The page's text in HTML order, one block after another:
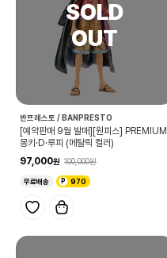
반프레스토 / BANPRESTO
[예약판매 9월 발매][원피스] PREMIUM
몽키·D·루피 (메탈릭 컬러)
97,000
100,000
무료배송 970